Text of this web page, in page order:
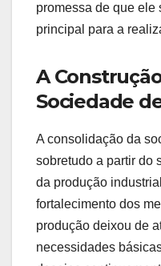
promessa de que ele
principal para a
A
Sociedade
A consolidação da
sobretudo a partir do
da produção
fortalecimento dos
produção deixou de
necessidades